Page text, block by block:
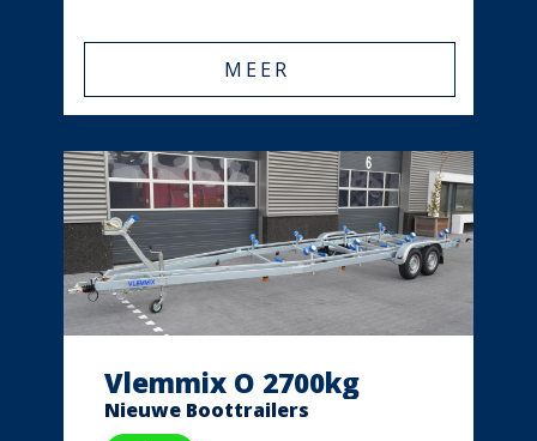
MEER
Vlemmix O 2700kg
Nieuwe Boottrailers